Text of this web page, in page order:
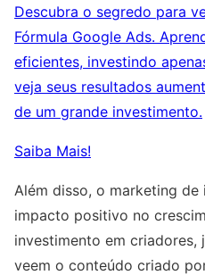
Descubra o segredo para
Fórmula Google Ads.
eficientes, investindo
veja seus resultados
de um grande investimento.
Saiba Mais!
Além disso, o marketing
impacto positivo no
investimento em criadores,
veem o conteúdo criado